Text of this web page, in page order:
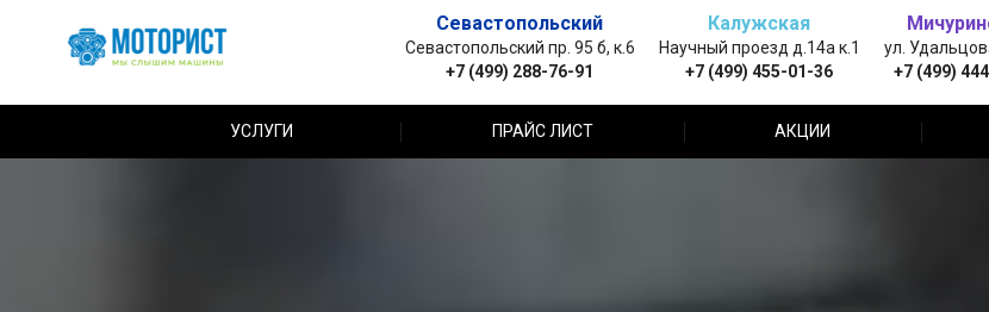
Севастопольский
Севастопольский пр. 95 б, к.6
+7 (499) 288-76-91
Калужская
Научный проезд д.14а к.1
+7 (499) 455-01-36
ул.
+7 (499)
УСЛУГИ ПРАЙС ЛИСТ АКЦИИ